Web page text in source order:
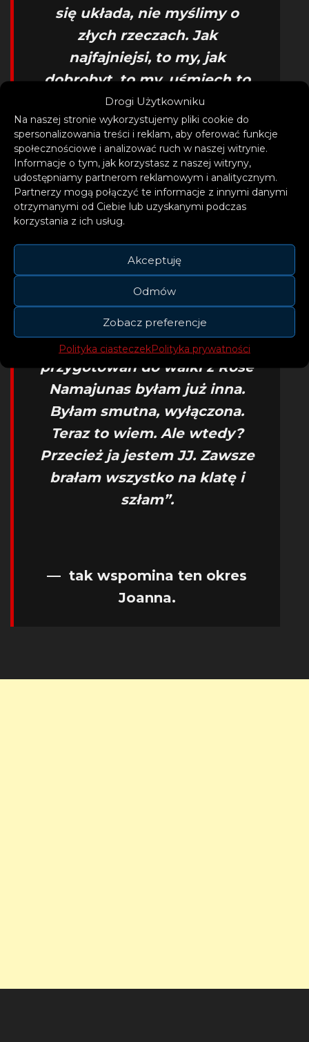
Drogi Użytkowniku
Na naszej stronie wykorzystujemy pliki cookie do
spersonalizowania treści i reklam, aby oferować funkcje
społecznościowe i analizować ruch w naszej witrynie.
Informacje o tym, jak korzystasz z naszej witryny,
udostępniamy partnerom reklamowym i analitycznym.
Partnerzy mogą połączyć te informacje z innymi danymi
otrzymanymi od Ciebie lub uzyskanymi podczas
korzystania z ich usług.
Akceptuję
Odmów
Zobacz preferencje
Polityka ciasteczekPolityka prywatności
się układa, nie myślimy o
złych rzeczach. Jak
najfajniejsi, to my, jak
dobrobyt, to my, uśmiech to
my. Tragedia? To na pewno
nas nie dotknie. Czułam, że
coś się skończyło i czułam się
z tym okropnie. Po tylu latach
razem człowiek nie wyobraża
sobie życia bez tej drugiej
sobie życia bez Przemka, tak
samo jak bez pasa nie
wyobrażałam sobie bycia dalej
sportowcem. A tu trzeba było
go bronić. Podczas
przygotowań do walki z Rose
Namajunas byłam już inna.
Byłam smutna, wyłączona.
Teraz to wiem. Ale wtedy?
Przecież ja jestem JJ. Zawsze
brałam wszystko na klatę i
szłam”.
— tak wspomina ten okres
Joanna.